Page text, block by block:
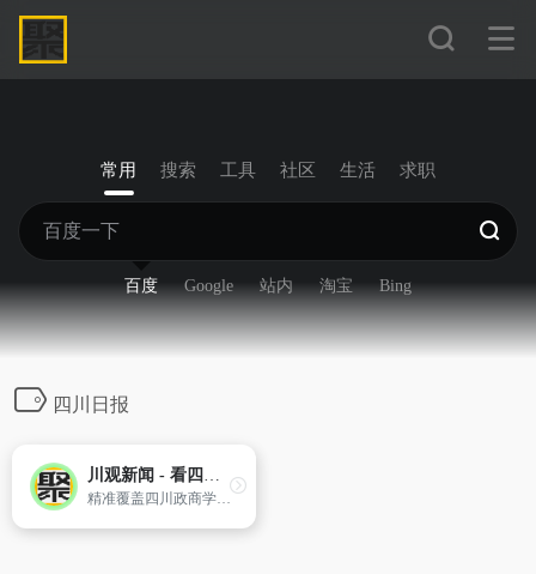
常用 搜索 工具 社区 生活 求职
百度 Google 站内 淘宝 Bing
四川日报
川观新闻 - 看四川，观天下
精准覆盖四川政商学界中高端人群，迅速成长为四川党政客户端和有影响力的区域外宣新平台。